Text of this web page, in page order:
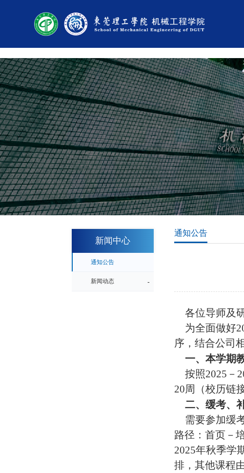
新闻中心
通知公告
新闻动态
通知公告
各位导师及
为全面做好
序，结合公司
一、本学期
按照2025－
20周（校历链
二、缓考、
需要参加缓
路径：首页－
2025年秋季学
排，其他课程